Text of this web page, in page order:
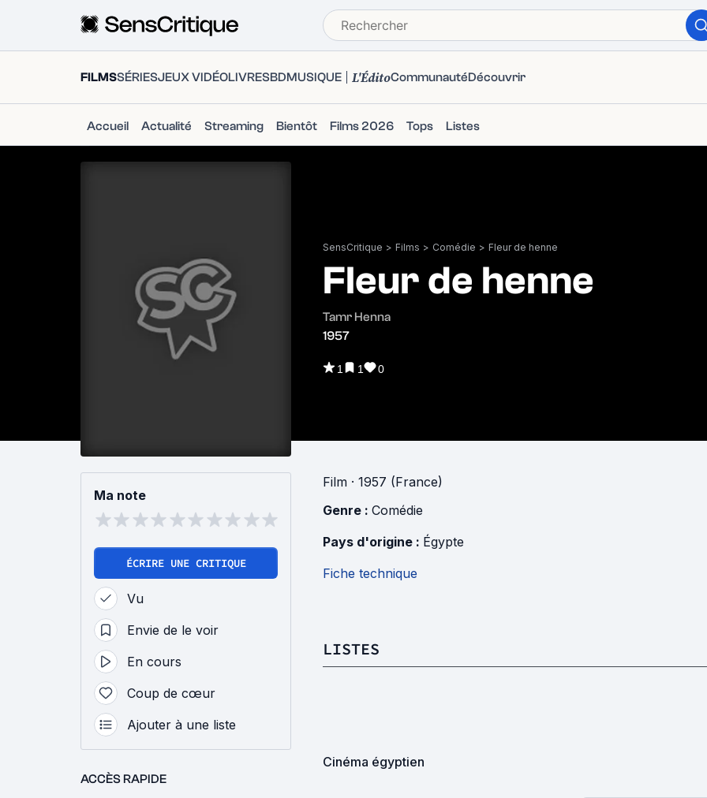
FILMSSÉRIESJEUX VIDÉOLIVRESBDMUSIQUE L'ÉditoCommunautéDécouvrir
Accueil Actualité Streaming Bientôt Films 2026 Tops Listes
SensCritique > Films > Comédie > Fleur de henne
Fleur de henne
Tamr Henna
1957
1 1 0
Ma note
ÉCRIRE UNE CRITIQUE
Vu
Envie de le voir
En cours
Coup de cœur
Ajouter à une liste
ACCÈS RAPIDE
Film · 1957 (France)
Genre : Comédie
Pays d'origine : Égypte
Fiche technique
LISTES
Cinéma égyptien